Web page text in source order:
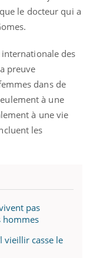
le docteur qui a
des
preuve
dans de
à une
à une vie
les
pas
hommes
vieillir casse le